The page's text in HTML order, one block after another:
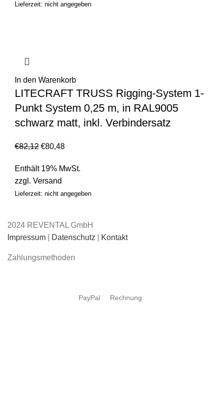
Lieferzeit: nicht angegeben
In den Warenkorb
LITECRAFT TRUSS Rigging-System 1-
Punkt System 0,25 m, in RAL9005
schwarz matt, inkl. Verbindersatz
€82,12 €80,48
Enthält 19% MwSt.
zzgl. Versand
Lieferzeit: nicht angegeben
2024 REVENTAL GmbH
Impressum
Datenschutz Kontakt
Zahlungsmethoden
PayPal Rechnung